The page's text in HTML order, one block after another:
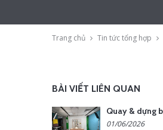
Trang chủ Tin tức tổng hợp
BÀI VIẾT LIÊN QUAN
01/06/2026